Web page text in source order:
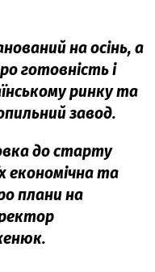
на осінь, а
готовність і
ринку та
завод.
до старту
економічна та
плани на